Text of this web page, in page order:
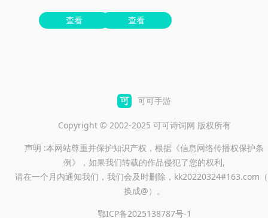
查看 查看
可可手游
Copyright © 2002-2025 可可诗词网 版权所有
声明 :本网站尊重并保护知识产权，根据《信息网络传播权保护条
例》，如果我们转载的作品侵犯了您的权利,
请在一个月内通知我们，我们会及时删除，kk20220324#163.com
换成@）。
鄂ICP备2025138787号-1